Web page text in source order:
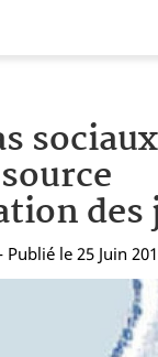
des
Publié le 25 Juin